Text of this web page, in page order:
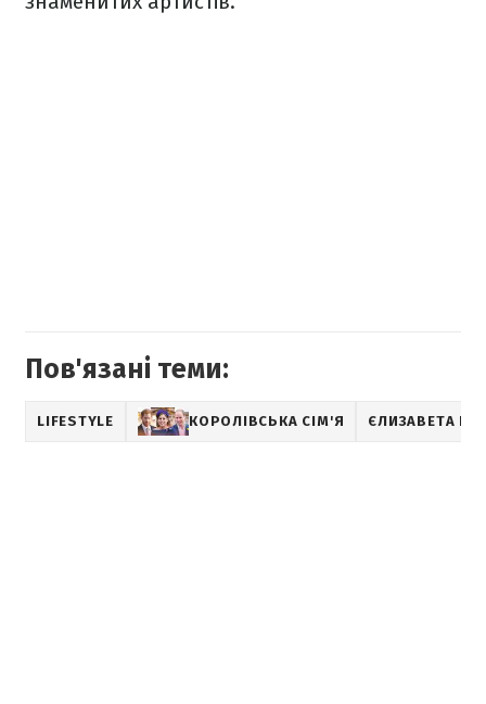
Пов'язані теми:
LIFESTYLE КОРОЛІВСЬКА СІМ'Я ЄЛИЗАВЕТА II